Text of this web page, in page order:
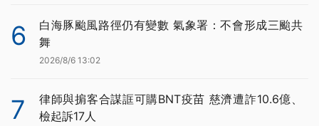
6
白海豚颱風路徑仍有變數 氣象署：不會形成三颱共
舞
2026/8/6 13:02
7
律師與掮客合謀誆可購BNT疫苗 慈濟遭詐10.6億、
檢起訴17人